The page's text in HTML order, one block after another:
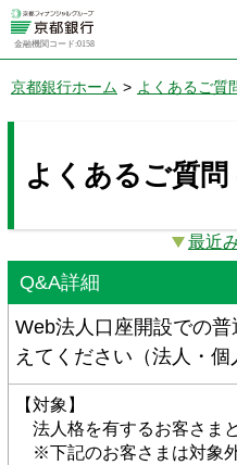
金融機関コード:0158
京都銀行ホーム > よくあるご質
よくあるご質
最近
Q&A詳細
Web法人口座開設での
えてください（法人・個
【対象】
法人格を有するお客さま
※下記のお客さまは対象外